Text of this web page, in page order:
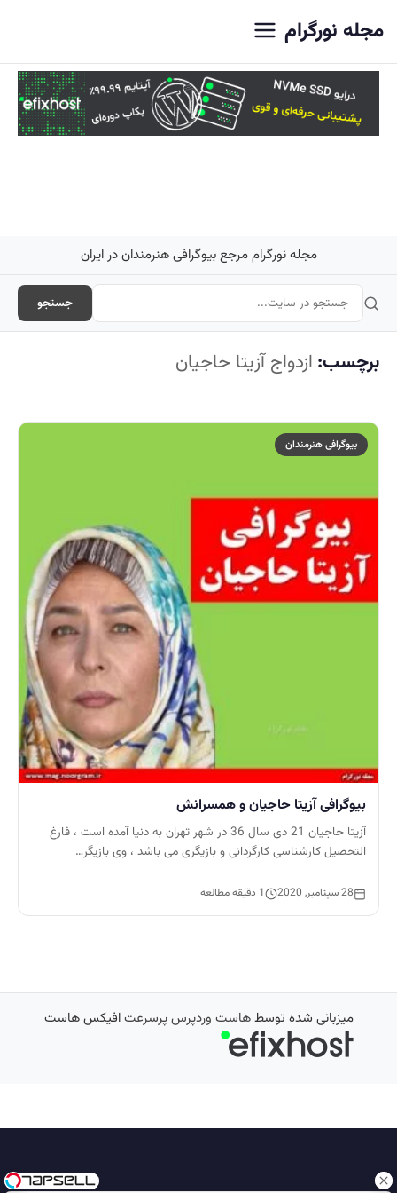
مجله نورگرام
مجله نورگرام مرجع بیوگرافی هنرمندان در ایران
جستجو
برچسب: ازدواج آزیتا حاجیان
بیوگرافی هنرمندان
بیوگرافی آزیتا حاجیان و همسرانش
آزیتا حاجیان 21 دی سال 36 در شهر تهران به دنیا آمده است ، فارغ
التحصیل کارشناسی کارگردانی و بازیگری می باشد ، وی بازیگر…
28 سپتامبر, 2020 1 دقیقه مطالعه
میزبانی شده توسطهاست وردپرس پرسرعتافیکس هاست